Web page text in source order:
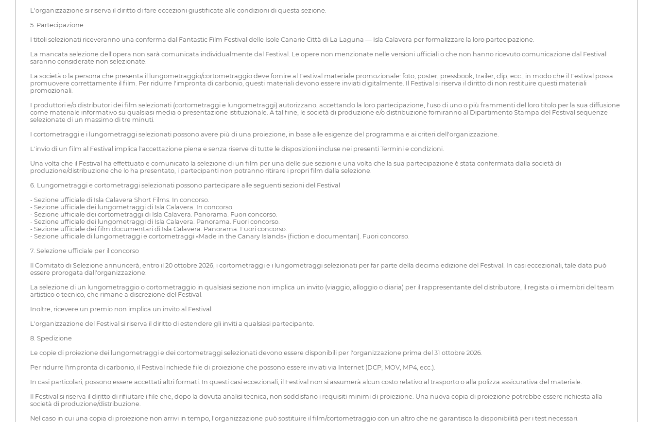
L'organizzazione si riserva il diritto di fare eccezioni giustificate alle condizioni di questa sezione.
5. Partecipazione
I titoli selezionati riceveranno una conferma dal Fantastic Film Festival delle Isole Canarie Città di La Laguna — Isla Calavera per formalizzare la loro partecipazione.
La mancata selezione dell'opera non sarà comunicata individualmente dal Festival. Le opere non menzionate nelle versioni ufficiali o che non hanno ricevuto comunicazione dal Festival
saranno considerate non selezionate.
La società o la persona che presenta il lungometraggio/cortometraggio deve fornire al Festival materiale promozionale: foto, poster, pressbook, trailer, clip, ecc., in modo che il Festival possa
promuovere correttamente il film. Per ridurre l'impronta di carbonio, questi materiali devono essere inviati digitalmente. Il Festival si riserva il diritto di non restituire questi materiali
promozionali.
I produttori e/o distributori dei film selezionati (cortometraggi e lungometraggi) autorizzano, accettando la loro partecipazione, l'uso di uno o più frammenti del loro titolo per la sua diffusione
come materiale informativo su qualsiasi media o presentazione istituzionale. A tal fine, le società di produzione e/o distribuzione forniranno al Dipartimento Stampa del Festival sequenze
selezionate di un massimo di tre minuti.
I cortometraggi e i lungometraggi selezionati possono avere più di una proiezione, in base alle esigenze del programma e ai criteri dell'organizzazione.
L'invio di un film al Festival implica l'accettazione piena e senza riserve di tutte le disposizioni incluse nei presenti Termini e condizioni.
Una volta che il Festival ha effettuato e comunicato la selezione di un film per una delle sue sezioni e una volta che la sua partecipazione è stata confermata dalla società di
produzione/distribuzione che lo ha presentato, i partecipanti non potranno ritirare i propri film dalla selezione.
6. Lungometraggi e cortometraggi selezionati possono partecipare alle seguenti sezioni del Festival
- Sezione ufficiale di Isla Calavera Short Films. In concorso.
- Sezione ufficiale dei lungometraggi di Isla Calavera. In concorso.
- Sezione ufficiale dei cortometraggi di Isla Calavera. Panorama. Fuori concorso.
- Sezione ufficiale dei lungometraggi di Isla Calavera. Panorama. Fuori concorso.
- Sezione ufficiale dei film documentari di Isla Calavera. Panorama. Fuori concorso.
- Sezione ufficiale di lungometraggi e cortometraggi «Made in the Canary Islands» (fiction e documentari). Fuori concorso.
7. Selezione ufficiale per il concorso
Il Comitato di Selezione annuncerà, entro il 20 ottobre 2026, i cortometraggi e i lungometraggi selezionati per far parte della decima edizione del Festival. In casi eccezionali, tale data può
essere prorogata dall'organizzazione.
La selezione di un lungometraggio o cortometraggio in qualsiasi sezione non implica un invito (viaggio, alloggio o diaria) per il rappresentante del distributore, il regista o i membri del team
artistico o tecnico, che rimane a discrezione del Festival.
Inoltre, ricevere un premio non implica un invito al Festival.
L'organizzazione del Festival si riserva il diritto di estendere gli inviti a qualsiasi partecipante.
8. Spedizione
Le copie di proiezione dei lungometraggi e dei cortometraggi selezionati devono essere disponibili per l'organizzazione prima del 31 ottobre 2026.
Per ridurre l'impronta di carbonio, il Festival richiede file di proiezione che possono essere inviati via Internet (DCP, MOV, MP4, ecc.).
In casi particolari, possono essere accettati altri formati. In questi casi eccezionali, il Festival non si assumerà alcun costo relativo al trasporto o alla polizza assicurativa del materiale.
Il Festival si riserva il diritto di rifiutare i file che, dopo la dovuta analisi tecnica, non soddisfano i requisiti minimi di proiezione. Una nuova copia di proiezione potrebbe essere richiesta alla
società di produzione/distribuzione.
Nel caso in cui una copia di proiezione non arrivi in tempo, l'organizzazione può sostituire il film/cortometraggio con un altro che ne garantisca la disponibilità per i test necessari.